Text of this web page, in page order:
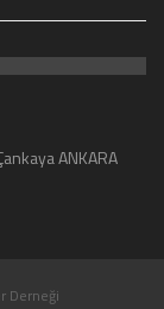
ANKARA
Derneği